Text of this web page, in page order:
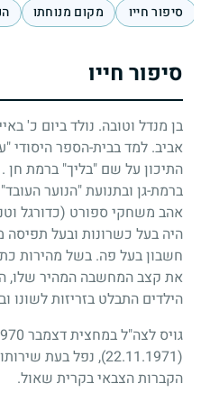
סיפור חייו מקום מנוחתו
סיפור חייו
בן מנדל וטובה. נולד ביום כ'
אביב. למד בבית-הספר היסודי
התיכון על שם "בליך" ברמת חן
ברמת-גן ובתנועת "הנוער
אהב משחקי ספורט (כדורגל
היה בעל כשרונות ובעל תפיסה
חשבון בעל פה. בשל מהירות
את קצב המחשבה המהיר שלו,
הילדים התבלט בזריזות לשונו
גויס לצה"ל במחצית דצמבר
(22.11.1971)
, נפל בעת
הקברות הצבאי בקרית שאול.